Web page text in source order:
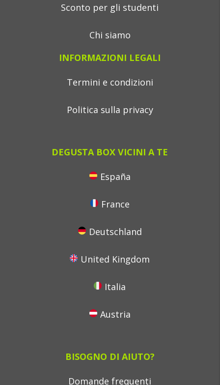
Sconto per gli studenti
Chi siamo
INFORMAZIONI LEGALI
Termini e condizioni
Politica sulla privacy
DEGUSTA BOX VICINI A TE
España
France
Deutschland
United Kingdom
Italia
Austria
BISOGNO DI AIUTO?
Domande frequenti